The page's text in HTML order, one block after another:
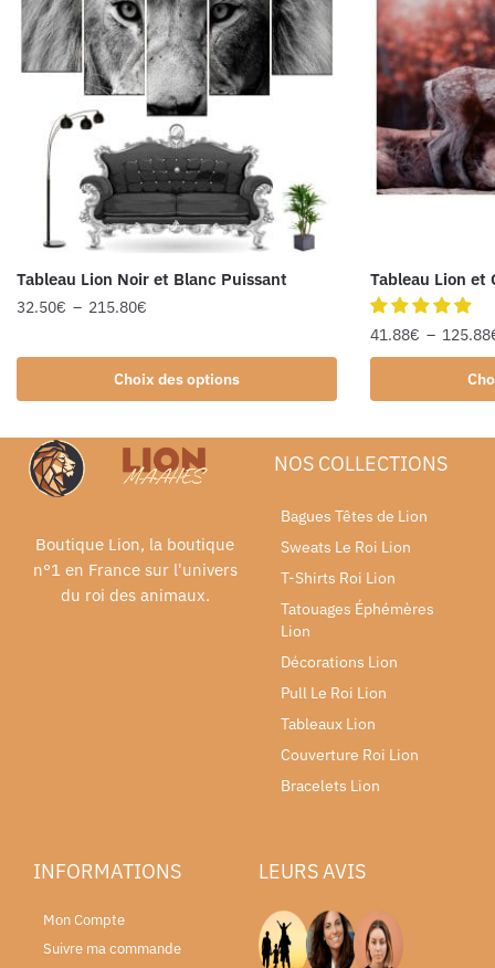
Tableau Lion Noir et Blanc Puissant
32.50€ – 215.80€
Choix des options
Tableau Lion et
41.88€ – 125.88
Boutique Lion, la boutique
n°1 en France sur l'univers
du roi des animaux.
NOS COLLECTIONS
Bagues Têtes de Lion
Sweats Le Roi Lion
T-Shirts Roi Lion
Tatouages Éphémères
Lion
Décorations Lion
Pull Le Roi Lion
Tableaux Lion
Couverture Roi Lion
Bracelets Lion
INFORMATIONS
Mon Compte
Suivre ma commande
LEURS AVIS